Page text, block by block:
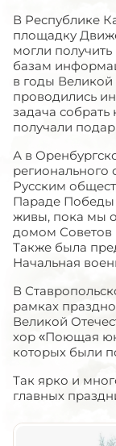
В Республике
площадку
могли
базам
в годы
проводились
задача собрать
получали
А в
регионального
Русским
Параде Победы
живы, пока мы
домом Советов
Также была
Начальная
В
рамках
Великой
хор «Поющая
которых были
Так ярко и
главных